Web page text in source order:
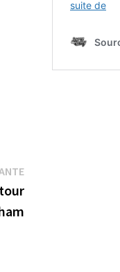
Publication
suivante :